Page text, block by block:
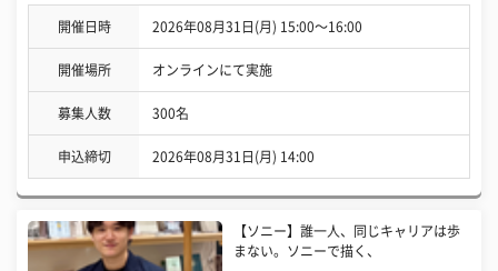
開催日時 2026年08月31日(月) 15:00〜16:00
開催場所 オンラインにて実施
募集人数 300名
申込締切 2026年08月31日(月) 14:00
【ソニー】誰一人、同じキャリアは歩
まない。ソニーで描く、